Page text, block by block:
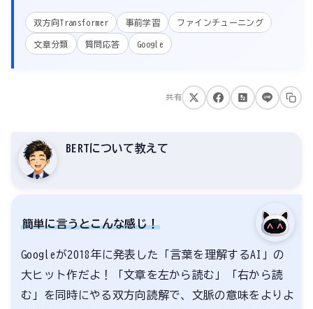
双方向Transformer 事前学習 ファインチューニング
文章分類 質問応答 Google
共有
BERTについて教えて
簡単に言うとこんな感じ！
Googleが2018年に発表した「言葉を理解するAI」の
大ヒット作だよ！「文章を左から読む」「右から読
む」を同時にやる双方向読解で、文脈の意味をよりよ